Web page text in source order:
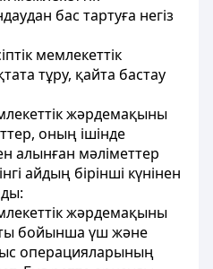
бас тартуға негіз
мемлекеттік
тұру, қайта бастау
жәрдемақыны
оның ішінде
алынған мәліметтер
айдың бірінші күнінен
жәрдемақыны
бойынша үш және
операцияларының